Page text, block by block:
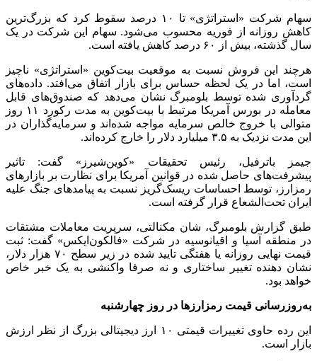
سهام شرکت «استراتژی» تا ۱۰ درصد سقوط کرد که بزرگ‌ترین
کاهش روزانه از فوریه محسوب می‌شود. سهام این شرکت در یک
سال گذشته، بیش از ۶۰ درصد کاهش یافته است.
هرچند این فروش نسبت به موقعیت بیت‌کوین «استراتژی» ناچیز
است، اما در یک لحظه حساس برای بازار اتفاق می‌افتد. داده‌های
گردآوری‌ شده توسط بلومبرگ نشان می‌دهد که صندوق‌های قابل
معامله در بورس آمریکا مرتبط با بیت‌کوین به مدت رکورد ۱۱ روز
متوالی با خروج خالص سرمایه مواجه شده‌اند و سرمایه‌گذاران در
این مدت نزدیک به ۳.۵ میلیارد دلار را خارج کرده‌اند.
جیمز باترفیل، رئیس تحقیقات «کوین‌شیرز» گفت: تاثیر
پیشرفت‌های حاصل‌ شده در قوانین آمریکا برای نظارت بر بازارهای
رمزارز، توسط احساسات ریسک‌گریز نسبت به پیامدهای جنگ علیه
ایران تحت‌الشعاع قرار گرفته است.
طبق گزارش بلومبرگ، شان مکنالتی، سرپریت معاملات مشتقات
در منطقه آسیا و اقیانوسیه در شرکت «فالکون‌ایکس» گفت: ثبت
قیمت نهایی روزانه یا هفتگی تایید شده در زیر سطح ۷۰ هزار دلار،
نشان‌ دهنده تغییر ساختاری و نه صرفا واکنشی به یک خبر خاص
خواهد بود.
به‌روزرسانی قیمت رمزارزها در روز چهارشنبه
این رده حاوی تغییرات قیمتی ۱۰ ارز دیجیتالی بزرگ از نظر ارزش
بازار است.